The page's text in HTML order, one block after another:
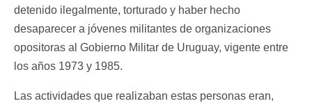
detenido ilegalmente, torturado y haber hecho
desaparecer a jóvenes militantes de organizaciones
opositoras al Gobierno Militar de Uruguay, vigente entre
los años 1973 y 1985.
Las actividades que realizaban estas personas eran,